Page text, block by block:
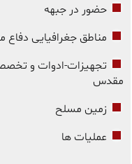
حضور در جبهه
مناطق جغرافیایی
تجهیزات-ادوات و
مقدس
زمین مسلح
عملیات ها